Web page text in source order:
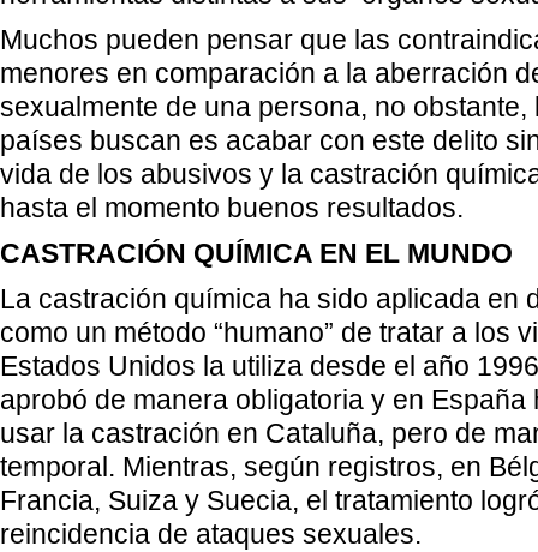
Muchos pueden pensar que las
menores en comparación a la aberración
sexualmente de una persona, no obstante,
países buscan es acabar con este delito
vida de los abusivos y la castración
hasta el momento buenos resultados.
CASTRACIÓN QUÍMICA EN EL MUNDO
La castración química ha sido aplicada en
como un método “humano” de tratar a los
Estados Unidos la utiliza desde el año
aprobó de manera obligatoria y en España
usar la castración en Cataluña, pero de
temporal. Mientras, según registros, en
Francia, Suiza y Suecia, el tratamiento
reincidencia de ataques sexuales.